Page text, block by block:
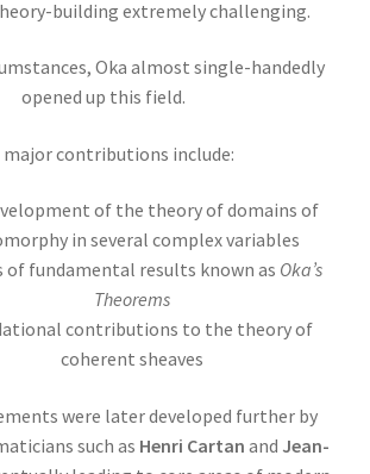
日】
を説き異端審問を受けた殉職者】
ジョン・A・フレミング
ルの弟子は真空管を発明しまし
た】
building extremely challenging.
Oka almost single-handedly
opened up this field.
major contributions include:
of the theory of domains of
in several complex variables
of fundamental results known as Oka’s
Theorems
contributions to the theory of
coherent sheaves
were later developed further by
such as Henri Cartan and Jean-